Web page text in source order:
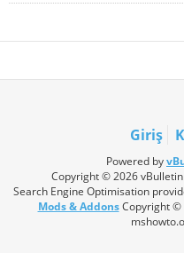
Giriş
Powered by
Copyright © 2026
Search Engine Optimisation
Mods & AddonsCopyright ©